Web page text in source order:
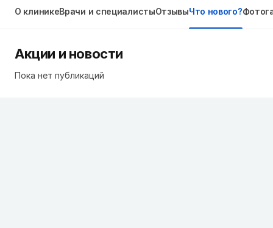
О клиникеВрачи и специалистыОтзывыЧто нового?
Акции и новости
Пока нет публикаций